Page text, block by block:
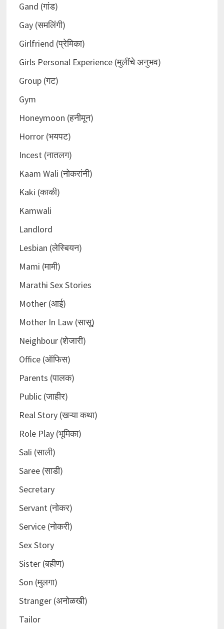
Gand (गांड)
Gay (समलिंगी)
Girlfriend (प्रेमिका)
Girls Personal Experience (मुलींचे अनुभव)
Group (गट)
Gym
Honeymoon (हनीमून)
Horror (भयपट)
Incest (नातलग)
Kaam Wali (नोकरांनी)
Kaki (काकी)
Kamwali
Landlord
Lesbian (लेस्बियन)
Mami (मामी)
Marathi Sex Stories
Mother (आई)
Mother In Law (सासू)
Neighbour (शेजारी)
Office (ऑफिस)
Parents (पालक)
Public (जाहीर)
Real Story (खऱ्या कथा)
Role Play (भूमिका)
Sali (साली)
Saree (साडी)
Secretary
Servant (नोकर)
Service (नोकरी)
Sex Story
Sister (बहीण)
Son (मुलगा)
Stranger (अनोळखी)
Tailor